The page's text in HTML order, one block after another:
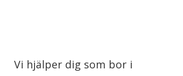
Vi hjälper dig som bor i